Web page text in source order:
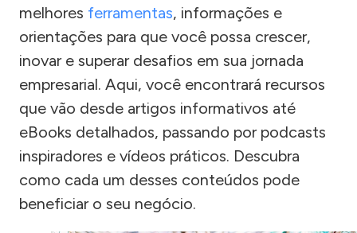
melhores ferramentas, informações e
orientações para que você possa crescer,
inovar e superar desafios em sua jornada
empresarial. Aqui, você encontrará recursos
que vão desde artigos informativos até
eBooks detalhados, passando por podcasts
inspiradores e vídeos práticos. Descubra
como cada um desses conteúdos pode
beneficiar o seu negócio.